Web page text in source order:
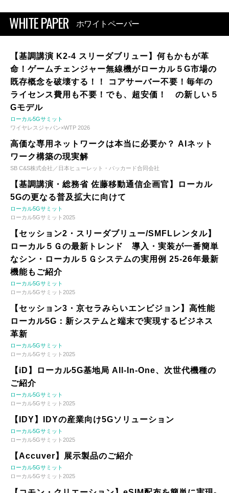
WHITE PAPER ホワイトペーパー
【基調講演 K2-4 スリーダブリュー】何もかもが革
命！ゲームチェンジャー無線機がローカル５G市場の
既存概念を破壊する！！ コアサーバー不要！毎年の
ライセンス費用も不要！でも、超安価！ の新しい５
Gモデル
ローカル5Gサミット
ワイヤレスジャパン×WTP 2026
高価な専用ネットワークは本当に必要か？ AIネット
ワーク構築の現実解
SB C&S株式会社／日本ヒューレット・パッカード合同会社
【基調講演・総務省 佐藤移動通信企画官】ローカル
5Gの更なる普及拡大に向けて
ローカル5Gサミット
ローカル5Gサミット2025
【セッション2・スリーダブリュー/SMFLレンタル】
ローカル５Ｇの最新トレンド 導入・実装が一番簡単
なシン・ローカル５Ｇシステムの実用例 25-26年最新
機能もご紹介
ローカル5Gサミット
ローカル5Gサミット2025
【セッション3・京セラみらいエンビジョン】高性能
ローカル5G：新システムと端末で実現するビジネス
革新
ローカル5Gサミット
ローカル5Gサミット2025
【iD】ローカル5G基地局 All-In-One、次世代機種の
ご紹介
ローカル5Gサミット
ローカル5Gサミット2025
【IDY】IDYの産業向け5Gソリューション
ローカル5Gサミット
ローカル5Gサミット2025
【Accuver】展示製品のご紹介
ローカル5Gサミット
ローカル5Gサミット2025